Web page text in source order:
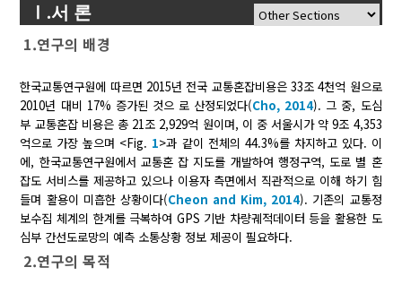
Ⅰ.서 론
1.연구의 배경
한국교통연구원에 따르면 2015년 전국 교통혼잡비용은 33조 4천억 원으로
2010년 대비 17% 증가된 것으 로 산정되었다(Cho, 2014). 그 중, 도심
부 교통혼잡 비용은 총 21조 2,929억 원이며, 이 중 서울시가 약 9조 4,353
억으로 가장 높으며 <Fig. 1>과 같이 전체의 44.3%를 차지하고 있다. 이
에, 한국교통연구원에서 교통혼 잡 지도를 개발하여 행정구역, 도로 별 혼
잡도 서비스를 제공하고 있으나 이용자 측면에서 직관적으로 이해 하기 힘
들며 활용이 미흡한 상황이다(Cheon and Kim, 2014). 기존의 교통정
보수집 체계의 한계를 극복하여 GPS 기반 차량궤적데이터 등을 활용한 도
심부 간선도로망의 예측 소통상황 정보 제공이 필요하다.
2.연구의 목적